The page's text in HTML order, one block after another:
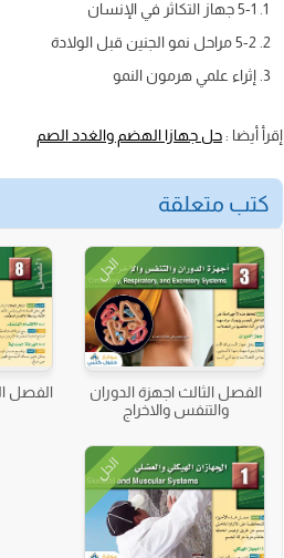
5-1 جهاز التكاثر في الإنسان
5-2 مراحل نمو الجنين قبل الولادة
إثراء علمي هرمون النمو
إقرأ أيضا :حل جهازا الهضم والغدد الصم
كتب متعلقة
الحل
الفصل الثالث اجهزة الدوران
والتنفس والاخراج
الفصل
الحل